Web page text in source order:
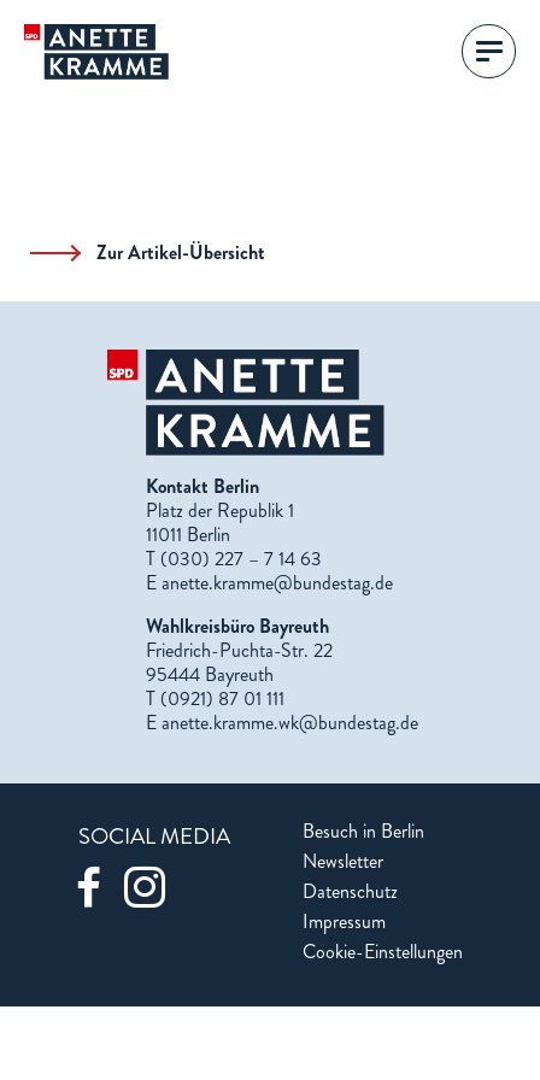
Zur Artikel-Übersicht
Kontakt Berlin
Platz der Republik 1
11011 Berlin
T (030) 227 – 7 14 63
Eanette.kramme@bundestag.de
Wahlkreisbüro Bayreuth
Friedrich-Puchta-Str. 22
95444 Bayreuth
T (0921) 87 01 111
Eanette.kramme.wk@bundestag.de
SOCIAL MEDIA
Besuch in Berlin
Newsletter
Datenschutz
Impressum
Cookie-Einstellungen